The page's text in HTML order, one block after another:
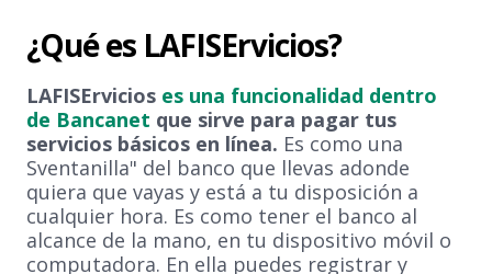
¿Qué es LAFISErvicios?
LAFISErvicios es una funcionalidad dentro
de Bancanet que sirve para pagar tus
servicios básicos en línea. Es como una
Sventanilla" del banco que llevas adonde
quiera que vayas y está a tu disposición a
cualquier hora. Es como tener el banco al
alcance de la mano, en tu dispositivo móvil o
computadora. En ella puedes registrar y